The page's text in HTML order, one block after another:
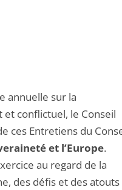
annuelle sur la
conflictuel, le Conseil
ces Entretiens du
et l’Europe.
au regard de la
des défis et des atouts